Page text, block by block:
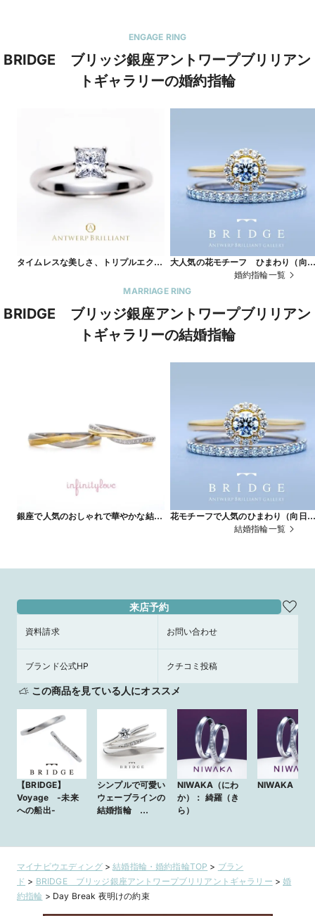
ENGAGE RING
BRIDGE ブリッジ銀座アントワープブリリアン
トギャラリーの婚約指輪
タイムレスな美しさ、トリプルエクセ
大人気の花モチーフ ひまわり（向日
葵）デザイン＆ハーフエタニティリン
グが可愛い SunFlower
婚約指輪一覧
MARRIAGE RING
BRIDGE ブリッジ銀座アントワープブリリアン
トギャラリーの結婚指輪
銀座で人気のおしゃれで華やかな結婚
花モチーフで人気のひまわり（向日
葵）＆かわいいハーフエタニティリン
結婚指輪一覧
来店予約
資料請求 お問い合わせ
ブランド公式HP クチコミ投稿
この商品を見ている人にオススメ
【BRIDGE】
Voyage -未来
への船出-
シンプルで可愛い
ウェーブラインの
結婚指輪
NIWAKA（にわ
か）： 綺羅（き
ら）
NIWAKA 綺
マイナビウエディング>結婚指輪・婚約指輪TOP > ブラン
ド > BRIDGE ブリッジ銀座アントワープブリリアントギャラリー >婚
約指輪 > Day Break 夜明けの約束